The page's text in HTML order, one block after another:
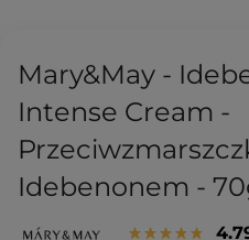
Mary&May -
Intense Cream -
Idebenonem -